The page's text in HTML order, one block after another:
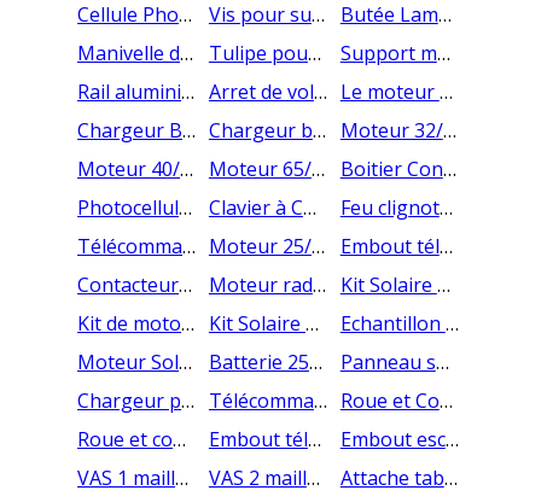
Cellule Photo Berner
Vis pour support moteur AMC
Butée Lame Finale 52
Manivelle de secours pour CSI
Tulipe pour lame 52
Support moteur CSI Traditionnel
Rail aluminium pour porte de garage enroulable
Arret de volet roulant - bas de coulisse - noir
Le moteur de volet roulant radio AOK à un prix défiant toute concurrence
Chargeur Batterie Solaire SOMFY oximo io 9015006
Chargeur batterie Solaire AOK
Moteur 32/17 à débrayge de secours CHERUBINI Ø45
Moteur 40/17 à débrayge de secours CHERUBINI Ø45
Moteur 65/17 à débrayage de secours CHERUBINI Ø58
Boitier Control EASY CHERUBINI pour porte enroulable
Photocellules CHERUBINI
Clavier à Code Tactile sans fil CHERUBINI
Feu clignotant CHERUBINI
Télécommande CHERUBINI MUV PRO 2
Moteur 25/17 à débrayage de secours CHERUBINI Ø45
Embout télescopique AXE 40
Contacteur à clé Cherubini
Moteur radio IO RS100 SOMFY 20/17 avec roue et couronne ZF 54
Kit Solaire RS100 Somfy 3/15 : Panneau / Batterie / Moteur + Garantie
Kit de motorisation solaire Somfy RS100 Solar IO 6/15 MPBS pour volet roulant
Kit Solaire RS100 Somfy 15/12 : Panneau / Batterie / Moteur + Garantie
Echantillon de panneau de porte de garage sectionnelle ou coulissante
Moteur Solaire AMC 10Nm -14 Tr/mn équipé de roue et couronne en octo de 40
Batterie 2500mAh pour solaire AMC
Panneau solaire pour moteur AMC
Chargeur pour batterie solaire AMC
Télécommande murale AMC - 1 canal
Roue et Couronne moteur SOMFY pour Tube ZF 54
Roue et couronne AOK - ZF54 - Moteur Solaire
Embout télescopique pour tube en acier ZF54
Embout escamotale (cannelée) pour ZF 54
VAS 1 maillon pout tube ZF54
VAS 2 maillons pout tube ZF54
Attache tablier à lame acier pour tube ZF54